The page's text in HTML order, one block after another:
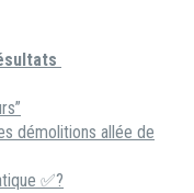
démolitions allée de
✅?